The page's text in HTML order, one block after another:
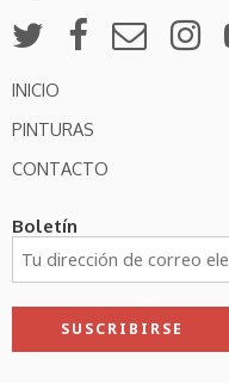
INICIO
PINTURAS
CONTACTO
Boletín